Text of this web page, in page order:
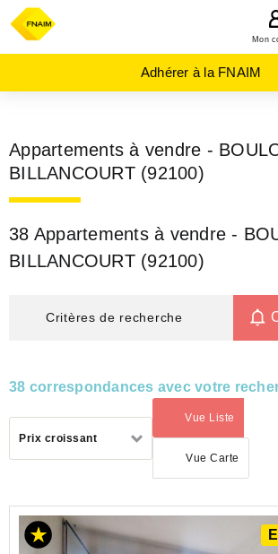
Mon
Adhérer à la FNAIM
Appartements à vendre -
BILLANCOURT (92100)
38 Appartements à vendre -
BILLANCOURT (92100)
Critères de recherche
38 correspondances avec votre
Prix croissant
Vue Liste
(activé)
Vue Carte
ACHAT
APPARTEMENT
ILE-